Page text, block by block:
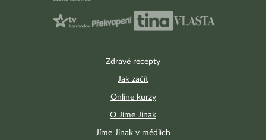
Zdravé recepty
Jak začít
Online kurzy
O Jíme Jinak
Jíme Jinak v médiích